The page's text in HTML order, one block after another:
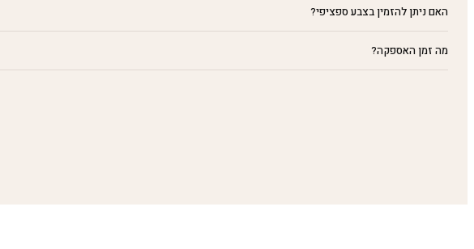
האם ניתן להזמין בצבע ספציפי?
מה זמן האספקה?